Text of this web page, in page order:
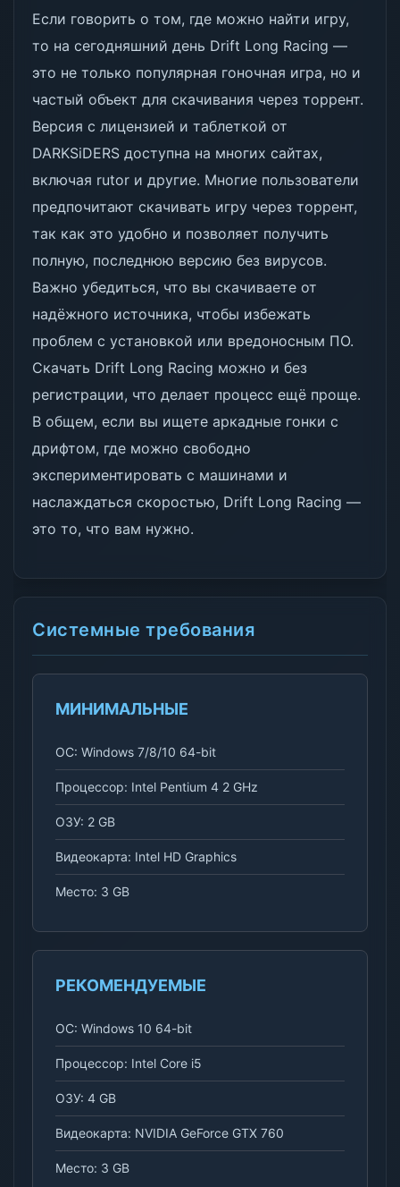
Если говорить о том, где можно найти игру,
то на сегодняшний день Drift Long Racing —
это не только популярная гоночная игра, но и
частый объект для скачивания через торрент.
Версия с лицензией и таблеткой от
DARKSiDERS доступна на многих сайтах,
включая rutor и другие. Многие пользователи
предпочитают скачивать игру через торрент,
так как это удобно и позволяет получить
полную, последнюю версию без вирусов.
Важно убедиться, что вы скачиваете от
надёжного источника, чтобы избежать
проблем с установкой или вредоносным ПО.
Скачать Drift Long Racing можно и без
регистрации, что делает процесс ещё проще.
В общем, если вы ищете аркадные гонки с
дрифтом, где можно свободно
экспериментировать с машинами и
наслаждаться скоростью, Drift Long Racing —
это то, что вам нужно.
Системные требования
МИНИМАЛЬНЫЕ
ОС: Windows 7/8/10 64-bit
Процессор: Intel Pentium 4 2 GHz
ОЗУ: 2 GB
Видеокарта: Intel HD Graphics
Место: 3 GB
РЕКОМЕНДУЕМЫЕ
ОС: Windows 10 64-bit
Процессор: Intel Core i5
ОЗУ: 4 GB
Видеокарта: NVIDIA GeForce GTX 760
Место: 3 GB